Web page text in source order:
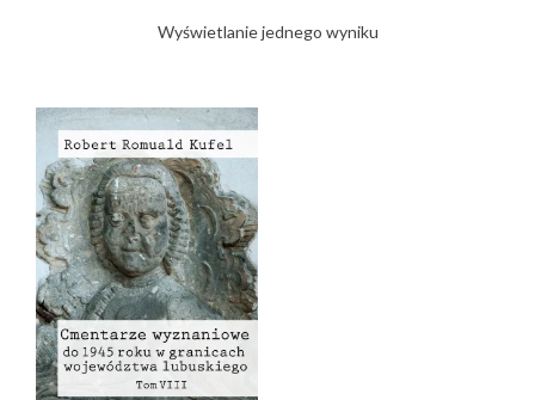
Wyświetlanie jednego wyniku